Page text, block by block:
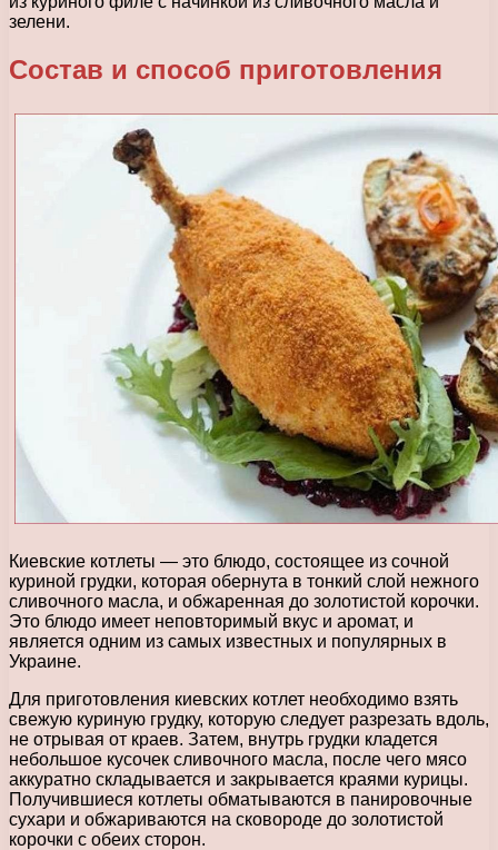
зелени.
Состав и способ приготовления
Киевские котлеты — это блюдо, состоящее из сочной
куриной грудки, которая обернута в тонкий слой нежного
сливочного масла, и обжаренная до золотистой корочки.
Это блюдо имеет неповторимый вкус и аромат, и
является одним из самых известных и популярных в
Украине.
Для приготовления киевских котлет необходимо взять
свежую куриную грудку, которую следует разрезать вдоль,
не отрывая от краев. Затем, внутрь грудки кладется
небольшое кусочек сливочного масла, после чего мясо
аккуратно складывается и закрывается краями курицы.
Получившиеся котлеты обматываются в панировочные
сухари и обжариваются на сковороде до золотистой
корочки с обеих сторон.